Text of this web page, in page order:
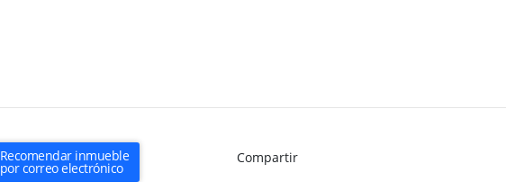
Recomendar inmueble
por correo electrónico
Compartir